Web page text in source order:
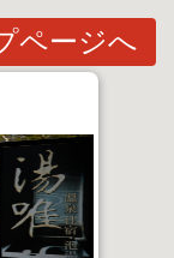
ページへ